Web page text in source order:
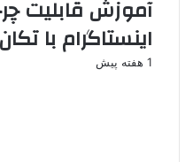
آموزش قابلیت
اینستاگرام با
1 هفته پیش